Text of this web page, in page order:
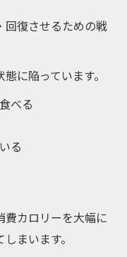
回復させるための戦
に陥っています。
べる
る
費カロリーを大幅に
まいます。